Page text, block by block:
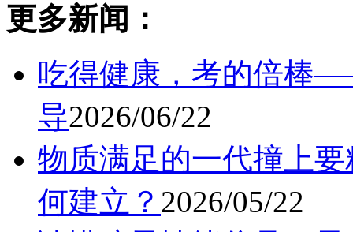
更多新闻：
吃得健康，考的倍棒
导2026/06/22
物质满足的一代撞上
何建立？ 2026/05/22